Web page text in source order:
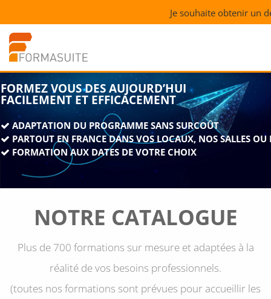
Je souhaite obtenir un
FORMEZ VOUS DES AUJOURD’HUI
FACILEMENT ET EFFICACEMENT
ADAPTATION DU PROGRAMME SANS SURCOÛT
PARTOUT EN FRANCE DANS VOS LOCAUX, NOS SALLES OU
FORMATION AUX DATES DE VOTRE CHOIX
NOTRE CATALOGUE
Plus de 700 formations sur mesure et adaptées à la
réalité de vos besoins professionnels.
(toutes nos formations sont prévues pour accueillir les